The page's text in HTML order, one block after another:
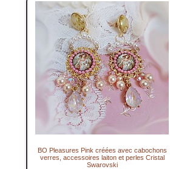
BO Pleasures Pink créées avec cabochons
verres, accessoires laiton et perles Cristal
Swarovski